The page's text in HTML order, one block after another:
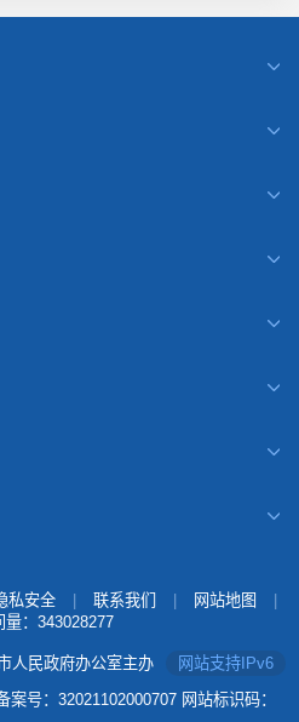
私安全 联系我们 网站地图
： 343028277
人民政府办公室主办
网站支持IPv6
案号：32021102000707 网站标识码：